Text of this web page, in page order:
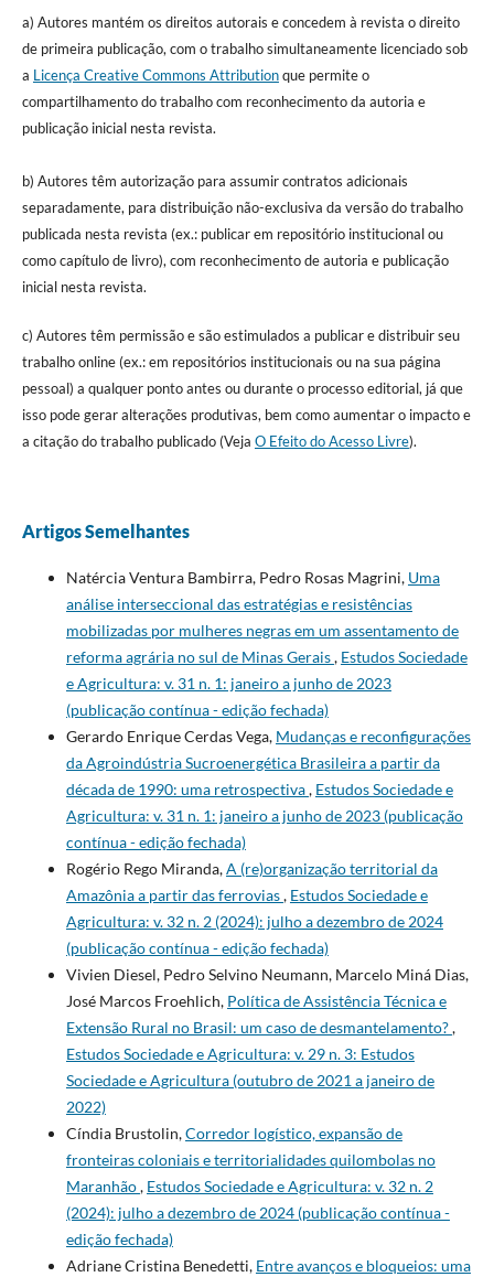
a) Autores mantém os direitos autorais e concedem à revista o direito
de primeira publicação, com o trabalho simultaneamente licenciado sob
a Licença Creative Commons Attributionque permite o
compartilhamento do trabalho com reconhecimento da autoria e
publicação inicial nesta revista.
b) Autores têm autorização para assumir contratos adicionais
separadamente, para distribuição não-exclusiva da versão do trabalho
publicada nesta revista (ex.: publicar em repositório institucional ou
como capítulo de livro), com reconhecimento de autoria e publicação
inicial nesta revista.
c) Autores têm permissão e são estimulados a publicar e distribuir seu
trabalho online (ex.: em repositórios institucionais ou na sua página
pessoal) a qualquer ponto antes ou durante o processo editorial, já que
isso pode gerar alterações produtivas, bem como aumentar o impacto e
a citação do trabalho publicado (Veja O Efeito do Acesso Livre).
Artigos Semelhantes
Natércia Ventura Bambirra, Pedro Rosas Magrini, Uma
análise interseccional das estratégias e resistências
mobilizadas por mulheres negras em um assentamento de
reforma agrária no sul de Minas Gerais, Estudos Sociedade
e Agricultura: v. 31 n. 1: janeiro a junho de 2023
(publicação contínua - edição fechada)
Gerardo Enrique Cerdas Vega, Mudanças e reconfigurações
da Agroindústria Sucroenergética Brasileira a partir da
década de 1990: uma retrospectiva, Estudos Sociedade e
Agricultura: v. 31 n. 1: janeiro a junho de 2023 (publicação
contínua - edição fechada)
Rogério Rego Miranda,A (re)organização territorial da
Amazônia a partir das ferrovias, Estudos Sociedade e
Agricultura: v. 32 n. 2 (2024): julho a dezembro de 2024
(publicação contínua - edição fechada)
Vivien Diesel, Pedro Selvino Neumann, Marcelo Miná Dias,
José Marcos Froehlich, Política de Assistência Técnica e
Extensão Rural no Brasil: um caso de desmantelamento?,
Estudos Sociedade e Agricultura: v. 29 n. 3: Estudos
Sociedade e Agricultura (outubro de 2021 a janeiro de
2022)
Cíndia Brustolin,Corredor logístico, expansão de
fronteiras coloniais e territorialidades quilombolas no
Maranhão, Estudos Sociedade e Agricultura: v. 32 n. 2
(2024): julho a dezembro de 2024 (publicação contínua -
edição fechada)
Adriane Cristina Benedetti, Entre avanços e bloqueios: uma